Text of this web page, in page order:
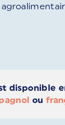
disponible
ou